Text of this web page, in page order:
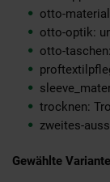
otto-
otto-optik:
otto-
trocknen:
zweites-
Gewählte